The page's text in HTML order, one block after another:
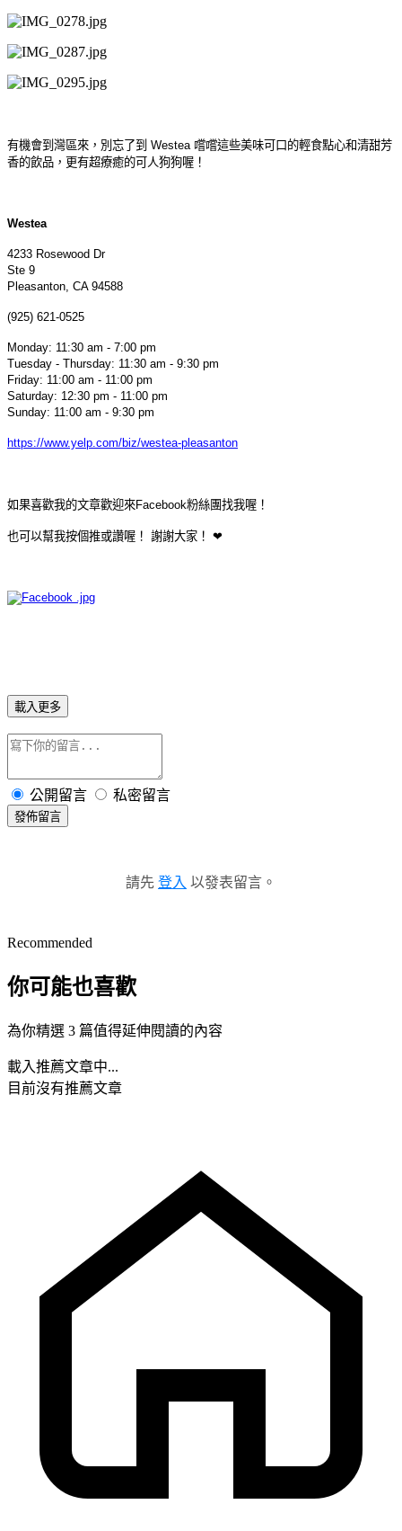
有機會到灣區來，別忘了到 Westea 嚐嚐這些美味可口的輕食點心和清甜芳
香的飲品，更有超療癒的可人狗狗喔！
Westea
4233 Rosewood Dr
Ste 9
Pleasanton, CA 94588
(925) 621-0525
Monday: 11:30 am - 7:00 pm
Tuesday - Thursday: 11:30 am - 9:30 pm
Friday: 11:00 am - 11:00 pm
Saturday: 12:30 pm - 11:00 pm
Sunday: 11:00 am - 9:30 pm
https://www.yelp.com/biz/westea-pleasanton
如果喜歡我的文章歡迎來Facebook粉絲團找我喔！
也可以幫我按個推或讚喔！ 謝謝大家！ ❤
載入更多
公開留言 私密留言
發佈留言
請先 登入 以發表留言。
Recommended
你可能也喜歡
為你精選 3 篇值得延伸閱讀的內容
載入推薦文章中...
目前沒有推薦文章